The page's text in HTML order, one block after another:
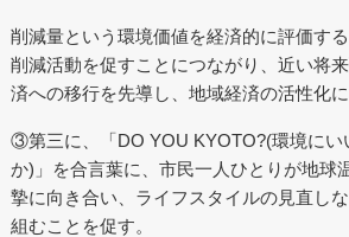
削減量という環境価値を経済的に評価す
削減活動を促すことにつながり、近い将
済への移行を先導し、地域経済の活性化に
③第三に、「DO YOU KYOTO?(環境にい
か)」を合言葉に、市民一人ひとりが地球
摯に向き合い、ライフスタイルの見直し
組むことを促す。